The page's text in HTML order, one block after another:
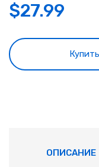
$27.99
ОПИСАНИЕ